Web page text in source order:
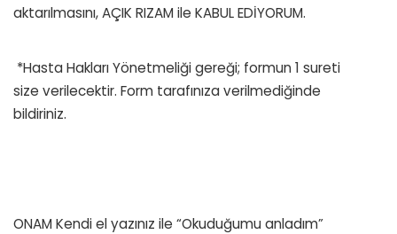
aktarılmasını, AÇIK RIZAM ile KABUL EDİYORUM.
*Hasta Hakları Yönetmeliği gereği; formun 1 sureti
size verilecektir. Form tarafınıza verilmediğinde
bildiriniz.
ONAM Kendi el yazınız ile “Okuduğumu anladım”